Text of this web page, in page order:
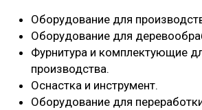
Оборудование для
Оборудование для
Фурнитура и комплектующие
производства.
Оснастка и инструмент.
Оборудование для